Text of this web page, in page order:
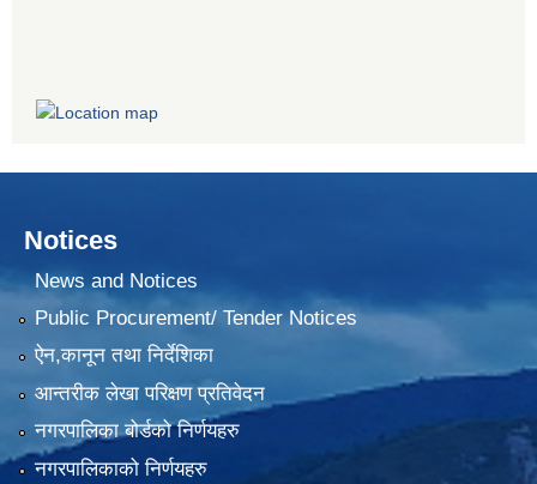
Notices
News and Notices
Public Procurement/ Tender Notices
ऐन,कानून तथा निर्देशिका
आन्तरीक लेखा परिक्षण प्रतिवेदन
नगरपालिका बोर्डको निर्णयहरु
नगरपालिकाको निर्णयहरु